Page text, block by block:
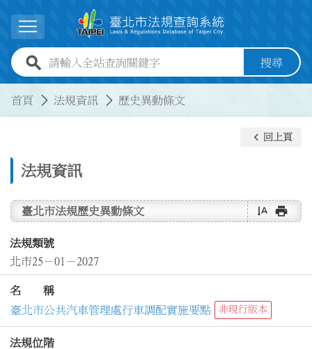
展開選單
全站查詢關鍵字欄位 搜尋
首頁 法規資訊 歷史異動條文
法規資訊
keyboard_arrow_left 回上頁
臺北市法規歷史異動條文 text_rotate_vertical print
法規類號
北市25－01－2027
名 稱
臺北市公共汽車管理處行車調配實施要點
非現行版本
法規位階